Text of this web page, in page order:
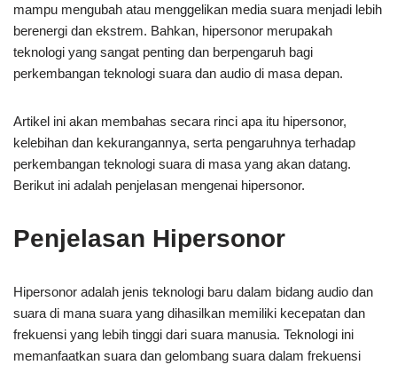
mampu mengubah atau menggelikan media suara menjadi lebih
berenergi dan ekstrem. Bahkan, hipersonor merupakah
teknologi yang sangat penting dan berpengaruh bagi
perkembangan teknologi suara dan audio di masa depan.
Artikel ini akan membahas secara rinci apa itu hipersonor,
kelebihan dan kekurangannya, serta pengaruhnya terhadap
perkembangan teknologi suara di masa yang akan datang.
Berikut ini adalah penjelasan mengenai hipersonor.
Penjelasan Hipersonor
Hipersonor adalah jenis teknologi baru dalam bidang audio dan
suara di mana suara yang dihasilkan memiliki kecepatan dan
frekuensi yang lebih tinggi dari suara manusia. Teknologi ini
memanfaatkan suara dan gelombang suara dalam frekuensi